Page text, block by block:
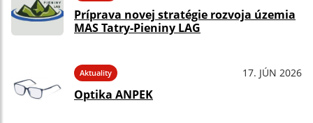
Príprava novej stratégie rozvoja územia
MAS Tatry-Pieniny LAG
Aktuality 17. JÚN 2026
Optika ANPEK